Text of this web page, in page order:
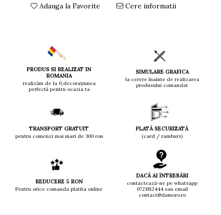
Adauga la Favorite Cere informatii
PRODUS SI REALIZAT IN
ROMANIA
realizăm de la 0,decorațiunea
perfectă pentru ocazia ta
SIMULARE GRAFICA
la cerere înainte de realizarea
produsului comandat
TRANSPORT GRATUIT
pentru comenzi mai mari de 300 ron
PLATĂ SECURIZATĂ
(card / ramburs)
REDUCERE 5 RON
Pentru orice comanda platita online
DACĂ AI ÎNTREBĂRI
contactează-ne pe whatsapp
0721812444 sau email
contact@damoro.ro